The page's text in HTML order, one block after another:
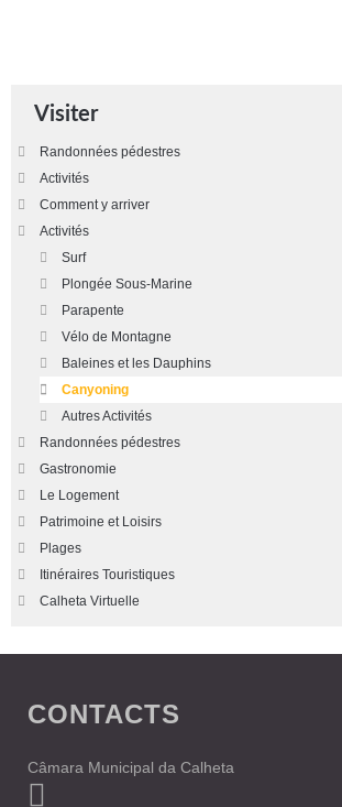
Visiter
Randonnées pédestres
Activités
Comment y arriver
Activités
Surf
Plongée Sous-Marine
Parapente
Vélo de Montagne
Baleines et les Dauphins
Canyoning
Autres Activités
Randonnées pédestres
Gastronomie
Le Logement
Patrimoine et Loisirs
Plages
Itinéraires Touristiques
Calheta Virtuelle
CONTACTS
Câmara Municipal da Calheta